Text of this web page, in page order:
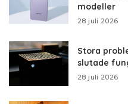
modeller
28 juli 2026
Stora
slutade
28 juli 2026